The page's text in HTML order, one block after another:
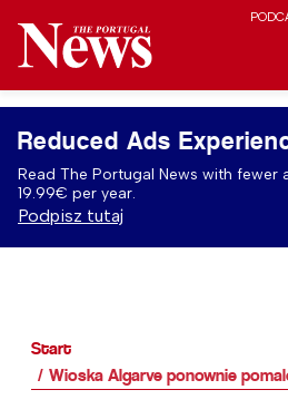
Reduced Ads
Read The Portugal News with
19.99€ per year.
Podpisz tutaj
Start
Wioska Algarve ponownie